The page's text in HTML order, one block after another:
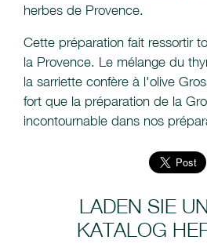
herbes de Provence.
Cette préparation fait ressortir
la Provence. Le mélange du
la sarriette confère à l'olive
fort que la préparation de la
incontournable dans nos
LADEN SIE
KATALOG